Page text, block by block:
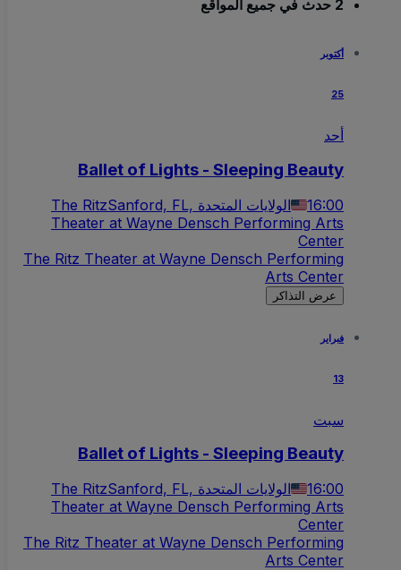
أكتوبر
25
أحد
Ballet of Lights - Sleeping Beauty
16:00 Sanford, FL, الولايات المتحدة
The Ritz
Theater at Wayne Densch Performing Arts
Center
The Ritz Theater at Wayne Densch Performing
Arts Center
عرض التذاكر
فبراير
سبت
Ballet of Lights - Sleeping Beauty
16:00 Sanford, FL, الولايات المتحدة
The Ritz
Theater at Wayne Densch Performing Arts
Center
The Ritz Theater at Wayne Densch Performing
Arts Center